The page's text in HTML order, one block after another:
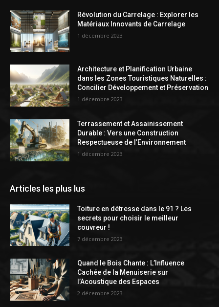
Révolution du Carrelage : Explorer les
Matériaux Innovants de Carrelage
1 décembre 2023
Architecture et Planification Urbaine
dans les Zones Touristiques Naturelles :
Concilier Développement et Préservation
1 décembre 2023
Terrassement et Assainissement
Durable : Vers une Construction
Respectueuse de l’Environnement
1 décembre 2023
Articles les plus lus
Toiture en détresse dans le 91 ? Les
secrets pour choisir le meilleur
couvreur !
7 décembre 2023
Quand le Bois Chante : L’Influence
Cachée de la Menuiserie sur
l’Acoustique des Espaces
2 décembre 2023